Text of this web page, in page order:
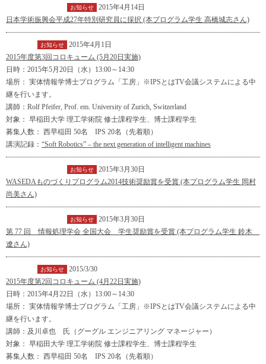
お知らせ
2015年4月14日
日本学術振興会平成27年特別研究員に採択 (本プログラム学生 高橋城志さん)
お知らせ
2015年4月1日
2015年度第3回コロキューム (5月20日実施)
日時：2015年5月20日（水）13:00～14:30
場所： 実体情報学博士プログラム「工房」※IPSとはTV会議システムによる中
継を行います。
講師：Rolf Pfeifer, Prof. em. University of Zurich, Switzerland
対象： 早稲田大学 理工学術院 修士課程学生、博士課程学生
募集人数： 西早稲田 50名 IPS 20名（先着順）
講演記録： “Soft Robotics” – the next generation of intelligent machines
お知らせ
2015年3月30日
WASEDAものづくりプログラム2014技術奨励賞を受賞 (本プログラム学生 岡村
尚美さん)
お知らせ
2015年3月30日
第 77 回 情報処理学会 全国大会 学生奨励賞を受賞 (本プログラム学生 鈴木
遼さん)
お知らせ
2015/3/30
2015年度第2回コロキューム (4月22日実施)
日時：2015年4月22日（水）13:00～14:30
場所： 実体情報学博士プログラム「工房」※IPSとはTV会議システムによる中
継を行います。
講師：及川卓也 氏（グーグル エンジニアリング マネージャー）
対象： 早稲田大学 理工学術院 修士課程学生、博士課程学生
募集人数： 西早稲田 50名 IPS 20名（先着順）